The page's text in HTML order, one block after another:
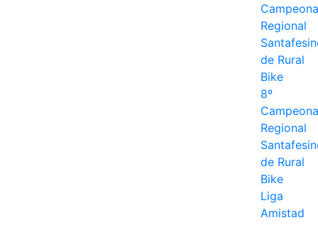
Regional
de Rural
Bike
8º
Regional
de Rural
Bike
Liga
Amistad